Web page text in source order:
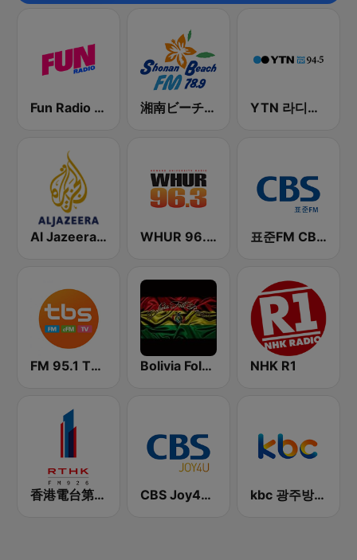
Fun Radio FRANCE 湘南ビーチFM (Shonan Beach FM) YTN 라디오 (YTN FM) - 24 Hours News Channel
Al Jazeera Arabic (قناة الجزيرة) WHUR 96.3 FM 표준FM CBS 라디오 (Standard FM)
FM 95.1 TBS fm Bolivia Folk Radio NHK R1
香港電台第一台 RTHK Radio 1 CBS Joy4U-CBS 라디오 kbc 광주방송 MyFM